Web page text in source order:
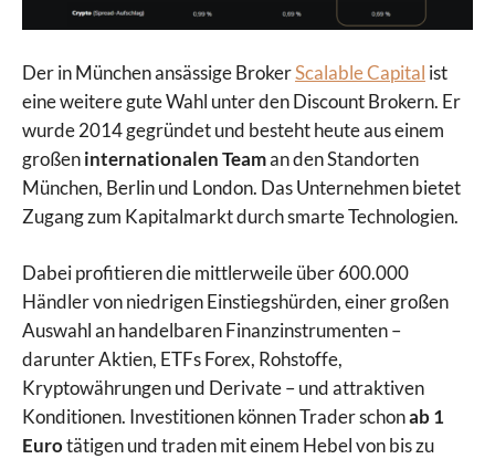
Der in München ansässige BrokerScalable Capital ist
eine weitere gute Wahl unter den Discount Brokern. Er
wurde 2014 gegründet und besteht heute aus einem
großeninternationalen Teaman den Standorten
München, Berlin und London. Das Unternehmen bietet
Zugang zum Kapitalmarkt durch smarte Technologien.
Dabei profitieren die mittlerweile über 600.000
Händler von niedrigen Einstiegshürden, einer großen
Auswahl an handelbaren Finanzinstrumenten –
darunter Aktien, ETFs Forex, Rohstoffe,
Kryptowährungen und Derivate – und attraktiven
Konditionen. Investitionen können Trader schonab 1
Eurotätigen und traden mit einem Hebel von bis zu